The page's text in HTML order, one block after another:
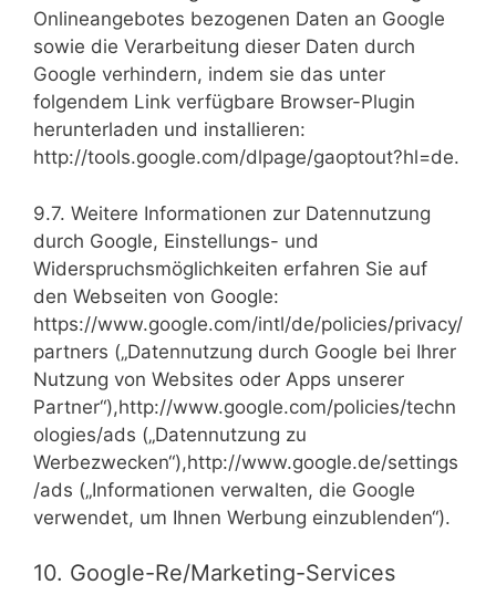
Onlineangebotes bezogenen Daten an Google
sowie die Verarbeitung dieser Daten durch
Google verhindern, indem sie das unter
folgendem Link verfügbare Browser-Plugin
herunterladen und installieren:
http://tools.google.com/dlpage/gaoptout?hl=de.
9.7. Weitere Informationen zur Datennutzung
durch Google, Einstellungs- und
Widerspruchsmöglichkeiten erfahren Sie auf
den Webseiten von Google:
https://www.google.com/intl/de/policies/privacy/
partners („Datennutzung durch Google bei Ihrer
Nutzung von Websites oder Apps unserer
Partner“),http://www.google.com/policies/techn
ologies/ads („Datennutzung zu
Werbezwecken“),http://www.google.de/settings
/ads („Informationen verwalten, die Google
verwendet, um Ihnen Werbung einzublenden“).
10. Google-Re/Marketing-Services